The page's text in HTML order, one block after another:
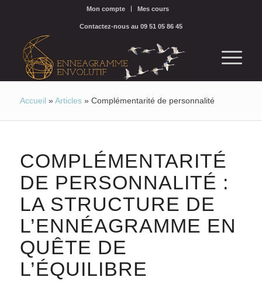
Mon compte Mes cours
Contactez-nous au 09 51 05 86 45
Accueil »Articles» Complémentarité de personnalité
COMPLÉMENTARITÉ
DE PERSONNALITÉ :
LA STRUCTURE DE
L’ENNÉAGRAMME EN
QUÊTE DE
L’ÉQUILIBRE